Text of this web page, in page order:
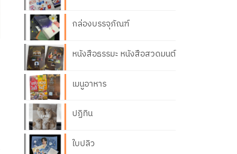
กล่องบรรจุภัณฑ์
หนังสือธรรมะ หนังสือสวดมนต์
เมนูอาหาร
ปฏิทิน
ใบปลิว